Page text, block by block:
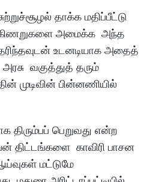
தாக்க மதிப்பீட்டு
கிணறுகளை அமைக்க அந்த
உடனடியாக அதைத்
அரசு வகுத்துத் தரும்
முடிவின் பின்னணியில்
திரும்பப் பெறுவது என்ற
திட்டங்களை காவிரி பாசன
மட்டுமே